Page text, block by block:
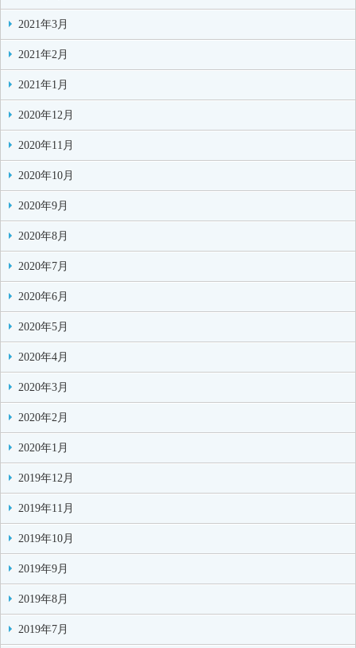
2021年3月
2021年2月
2021年1月
2020年12月
2020年11月
2020年10月
2020年9月
2020年8月
2020年7月
2020年6月
2020年5月
2020年4月
2020年3月
2020年2月
2020年1月
2019年12月
2019年11月
2019年10月
2019年9月
2019年8月
2019年7月